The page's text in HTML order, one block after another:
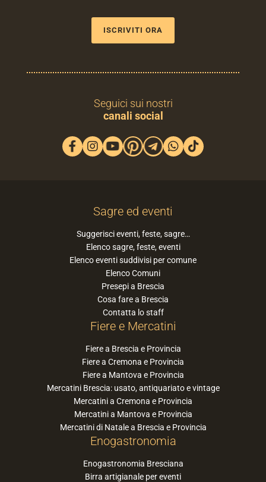
ISCRIVITI ORA
Seguici sui nostri
canali social
Sagre ed eventi
Suggerisci eventi, feste, sagre…
Elenco sagre, feste, eventi
Elenco eventi suddivisi per comune
Elenco Comuni
Presepi a Brescia
Cosa fare a Brescia
Contatta lo staff
Fiere e Mercatini
Fiere a Brescia e Provincia
Fiere a Cremona e Provincia
Fiere a Mantova e Provincia
Mercatini Brescia: usato, antiquariato e vintage
Mercatini a Cremona e Provincia
Mercatini a Mantova e Provincia
Mercatini di Natale a Brescia e Provincia
Enogastronomia
Enogastronomia Bresciana
Birra artigianale per eventi